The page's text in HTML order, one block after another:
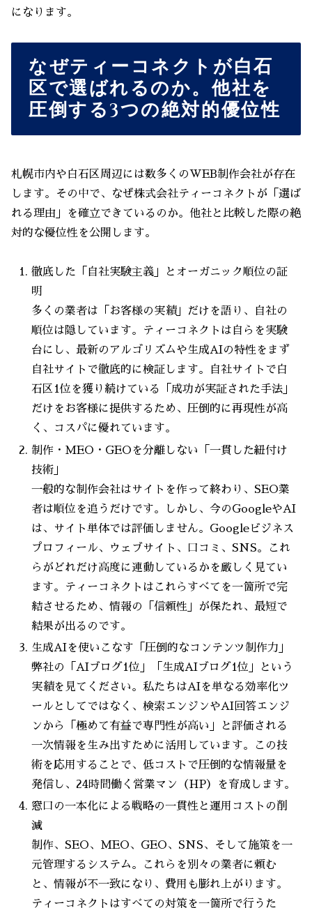
になります。
なぜティーコネクトが白石
区で選ばれるのか。他社を
圧倒する3つの絶対的優位性
札幌市内や白石区周辺には数多くのWEB制作会社が存在
します。その中で、なぜ株式会社ティーコネクトが「選ば
れる理由」を確立できているのか。他社と比較した際の絶
対的な優位性を公開します。
徹底した「自社実験主義」とオーガニック順位の証
明
多くの業者は「お客様の実績」だけを語り、自社の
順位は隠しています。ティーコネクトは自らを実験
台にし、最新のアルゴリズムや生成AIの特性をまず
自社サイトで徹底的に検証します。自社サイトで白
石区1位を獲り続けている「成功が実証された手法」
だけをお客様に提供するため、圧倒的に再現性が高
く、コスパに優れています。
制作・MEO・GEOを分離しない「一貫した紐付け
技術」
一般的な制作会社はサイトを作って終わり、SEO業
者は順位を追うだけです。しかし、今のGoogleやAI
は、サイト単体では評価しません。Googleビジネス
プロフィール、ウェブサイト、口コミ、SNS。これ
らがどれだけ高度に連動しているかを厳しく見てい
ます。ティーコネクトはこれらすべてを一箇所で完
結させるため、情報の「信頼性」が保たれ、最短で
結果が出るのです。
生成AIを使いこなす「圧倒的なコンテンツ制作力」
弊社の「AIブログ1位」「生成AIブログ1位」という
実績を見てください。私たちはAIを単なる効率化ツ
ールとしてではなく、検索エンジンやAI回答エンジ
ンから「極めて有益で専門性が高い」と評価される
一次情報を生み出すために活用しています。この技
術を応用することで、低コストで圧倒的な情報量を
発信し、24時間働く営業マン（HP）を育成します。
窓口の一本化による戦略の一貫性と運用コストの削
減
制作、SEO、MEO、GEO、SNS、そして施策を一
元管理するシステム。これらを別々の業者に頼む
と、情報が不一致になり、費用も膨れ上がります。
ティーコネクトはすべての対策を一箇所で行うた